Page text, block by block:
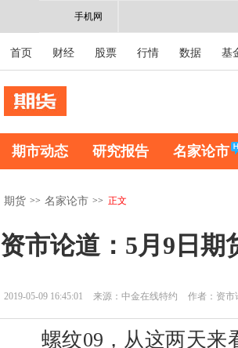
手机网
首页 财经 股票 行情 数据 基
期市动态 研究报告 名家论市
期货 >> 名家论市 >> 正文
资市论道：5月9日期
2019-05-09 16:45:01 来源：中金在线特约 作者：资市
螺纹09，从这两天来